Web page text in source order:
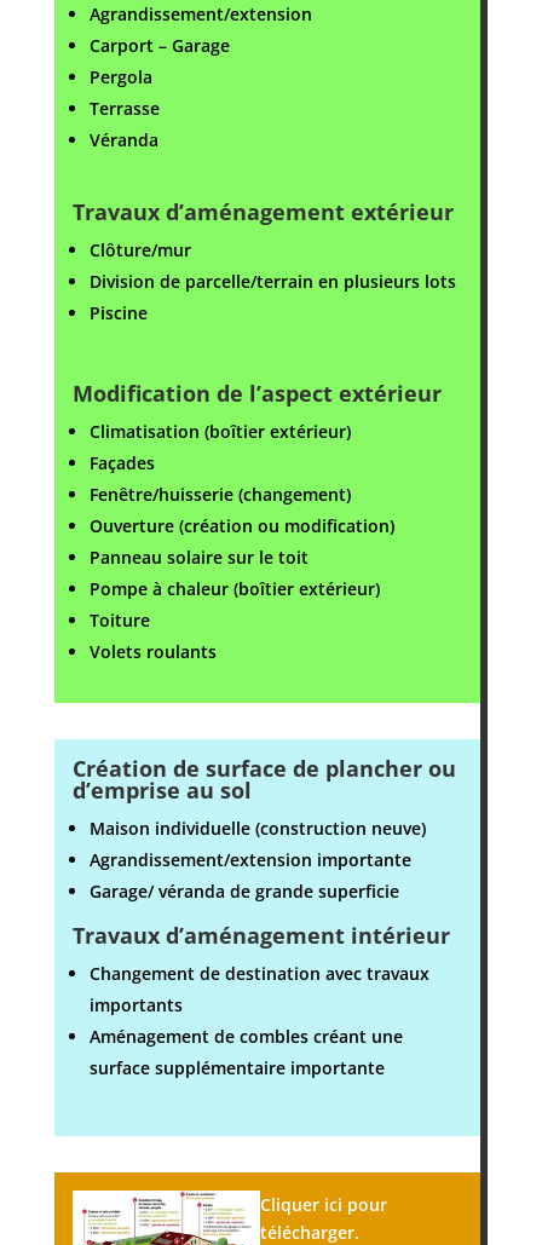
Agrandissement/extension
Carport – Garage
Pergola
Terrasse
Véranda
Travaux d’aménagement extérieur
Clôture/mur
Division de parcelle/terrain en plusieurs lots
Piscine
Modification de l’aspect extérieur
Climatisation (boîtier extérieur)
Façades
Fenêtre/huisserie (changement)
Ouverture (création ou modification)
Panneau solaire sur le toit
Pompe à chaleur (boîtier extérieur)
Toiture
Volets roulants
Création de surface de plancher ou
d’emprise au sol
Maison individuelle (construction neuve)
Agrandissement/extension importante
Garage/ véranda de grande superficie
Travaux d’aménagement intérieur
Changement de destination avec travaux
importants
Aménagement de combles créant une
surface supplémentaire importante
Cliquer ici pour
télécharger.